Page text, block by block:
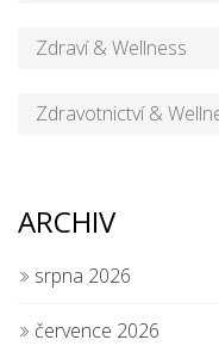
Zdraví & Wellness
Zdravotnictví &
ARCHIV
srpna 2026
července 2026